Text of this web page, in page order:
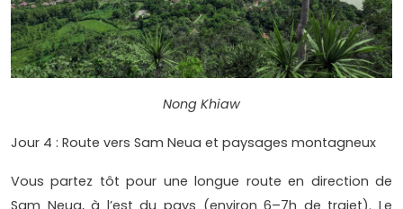
Nong Khiaw
Jour 4 : Route vers Sam Neua et paysages montagneux
Vous partez tôt pour une longue route en direction de
Sam Neua, à l’est du pays (environ 6–7h de trajet). Le